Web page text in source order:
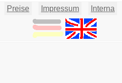
Preise Impressum Interna